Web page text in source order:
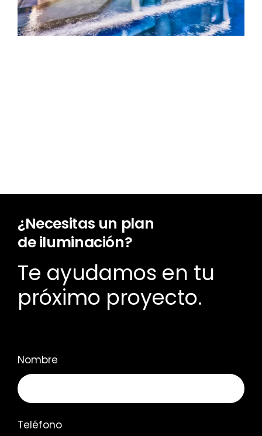
¿Necesitas un plan
de iluminación?
Te ayudamos en tu
próximo proyecto.
Nombre
Teléfono